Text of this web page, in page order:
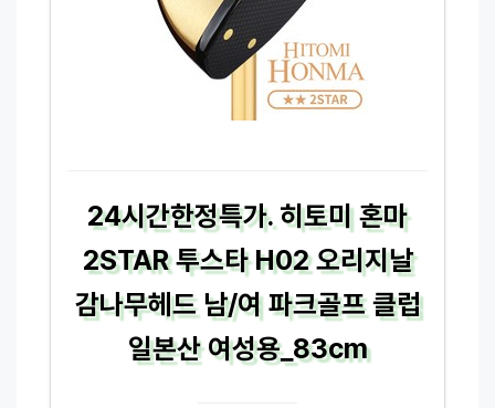
24시간한정특가. 히토미 혼마
2STAR 투스타 H02 오리지날
감나무헤드 남/여 파크골프 클럽
일본산 여성용_83cm